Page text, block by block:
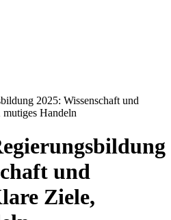
2025: Wissenschaft und
Handeln
und
Ziele,